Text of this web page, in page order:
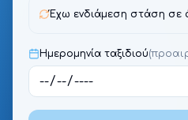
Έχω ενδιάμεση στάση σε
Ημερομηνία ταξιδιού